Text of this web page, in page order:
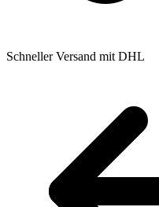
Schneller Versand mit DHL